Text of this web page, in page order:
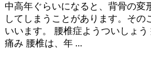
中高年ぐらいになると、背骨の変
してしまうことがあります。その
いいます。 腰椎症ようついしょ
痛み 腰椎は、年 ...